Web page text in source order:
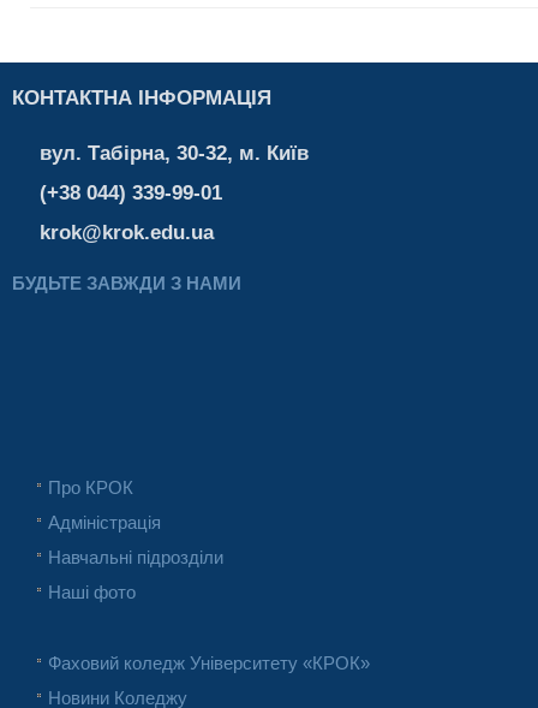
КОНТАКТНА ІНФОРМАЦІЯ
вул. Табірна, 30-32, м. Київ
(+38 044) 339-99-01
krok@krok.edu.ua
БУДЬТЕ ЗАВЖДИ З НАМИ
Про КРОК
Адміністрація
Навчальні підрозділи
Наші фото
Фаховий коледж Університету «КРОК»
Новини Коледжу